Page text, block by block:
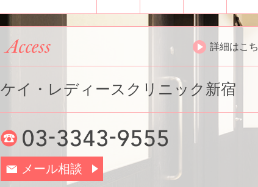
詳細はこ
ケイ・レディースクリニック新宿
メール相談